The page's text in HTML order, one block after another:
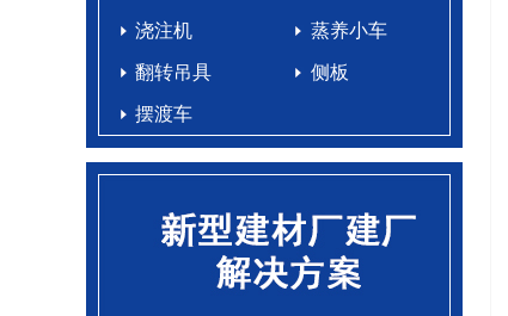
浇注机 蒸养小车
翻转吊具 侧板
摆渡车